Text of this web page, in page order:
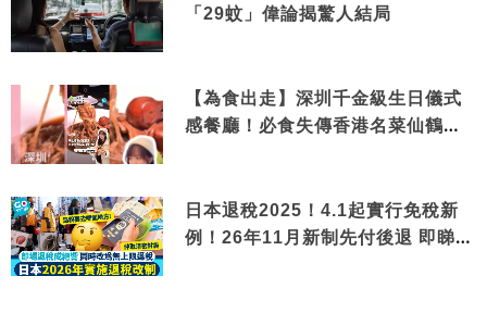
「29蚊」偉論揭驚人結局
【為食出走】深圳千金級生日儀式
感餐廳！必食失傳香港名菜仙鶴神
日本退稅2025！4.1起實行免稅新
例！26年11月新制先付後退 即睇步